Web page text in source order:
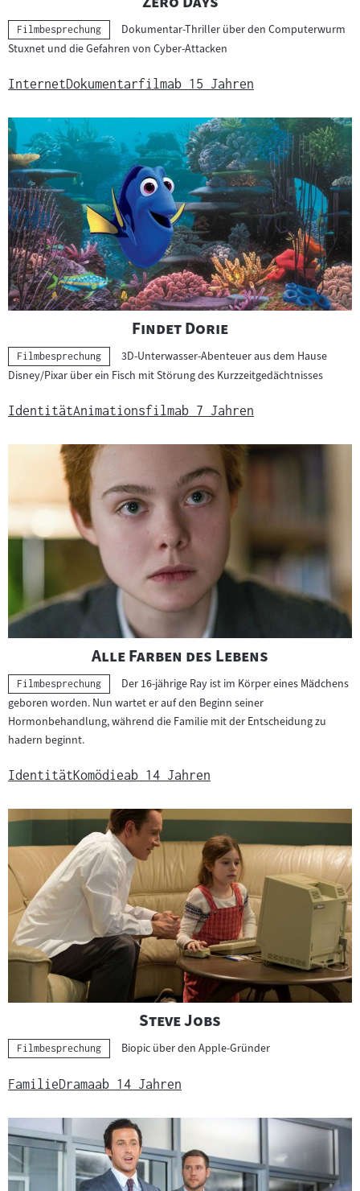
Kategorie:
Filmbesprechung
Dokumentar-Thriller über den Computerwurm
Stuxnet und die Gefahren von Cyber-Attacken
InternetDokumentarfilmab 15 Jahren
"
Findet Dorie"
Kategorie:
Filmbesprechung
3D-Unterwasser-Abenteuer aus dem Hause
Disney/Pixar über ein Fisch mit Störung des Kurzzeitgedächtnisses
IdentitätAnimationsfilmab 7 Jahren
"
Alle Farben des Lebens
Kategorie:
Filmbesprechung
Der 16-jährige Ray ist im Körper eines Mädchens
geboren worden. Nun wartet er auf den Beginn seiner
Hormonbehandlung, während die Familie mit der Entscheidung zu
hadern beginnt.
IdentitätKomödieab 14 Jahren
"
Steve Jobs
Kategorie:
Filmbesprechung Biopic über den Apple-Gründer
FamilieDramaab 14 Jahren